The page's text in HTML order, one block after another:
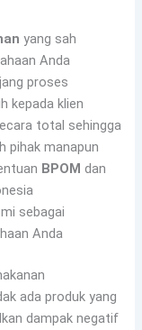
yang sah
Anda
proses
kepada klien
total sehingga
pihak manapun
BPOM dan
sebagai
Anda
ada produk yang
dampak negatif